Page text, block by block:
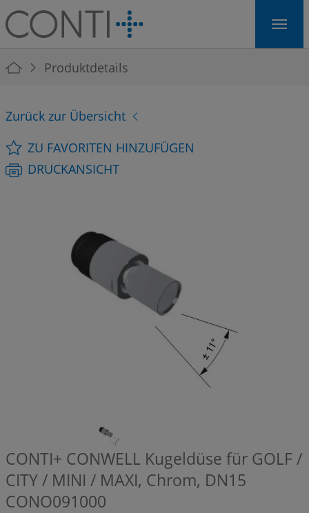
Skip to main navigation
Skip to main content
Skip to page footer
You are here:
Produktdetails
Zurück zur Übersicht
ZU FAVORITEN HINZUFÜGEN
DRUCKANSICHT
CONTI+ CONWELL Kugeldüse für GOLF /
CITY / MINI / MAXI, Chrom, DN15
CONO091000